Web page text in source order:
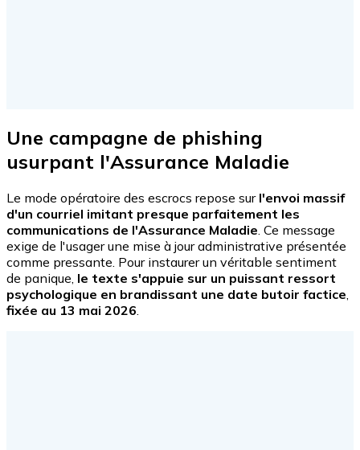
Une campagne de phishing
usurpant l'Assurance Maladie
Le mode opératoire des escrocs repose sur l'envoi massif
d'un courriel imitant presque parfaitement les
communications de l'Assurance Maladie . Ce message
exige de l'usager une mise à jour administrative présentée
comme pressante. Pour instaurer un véritable sentiment
de panique, le texte s'appuie sur un puissant ressort
psychologique en brandissant une date butoir factice
fixée au 13 mai 2026